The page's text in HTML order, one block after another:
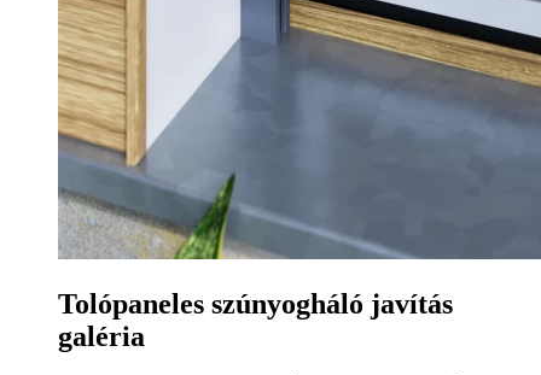
Tolópaneles szúnyogháló javítás
galéria